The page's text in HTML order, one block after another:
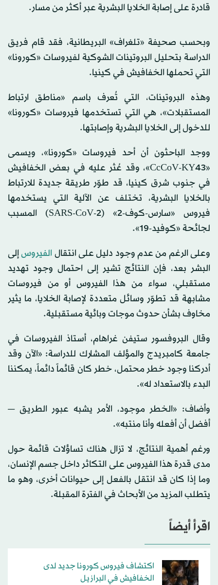
قادرة على إصابة الخلايا البشرية عبر أكثر من مسار.
وبحسب صحيفة «تلغراف» البريطانية، فقد قام فريق
الدراسة بتحليل البروتينات الشوكية لفيروسات «كورونا»
التي تحملها الخفافيش في كينيا.
وهذه البروتينات، التي تُعرف باسم «مناطق ارتباط
المستقبلات»، هي التي تستخدمها فيروسات «كورونا»
للدخول إلى الخلايا البشرية وإصابتها.
ووجد الباحثون أن أحد فيروسات «كورونا»، ويسمى
«CcCoV-KY43»، وقد عُثر عليه في بعض الخفافيش
في جنوب شرق كينيا، قد طوّر طريقة جديدة للارتباط
بالخلايا البشرية، تختلف عن الآلية التي يستخدمها
فيروس «سارس-كوف-2» (SARS-CoV-2) المسبب
لجائحة «كوفيد-19».
وعلى الرغم من عدم وجود دليل على انتقال الفيروسإلى
البشر بعد، فإن النتائج تشير إلى احتمال وجود تهديد
مستقبلي، سواء من هذا الفيروس أو من فيروسات
مشابهة قد تطوّر وسائل متعددة لإصابة الخلايا، ما يثير
مخاوف بشأن حدوث موجات وبائية مستقبلية.
وقال البروفسور ستيفن غراهام، أستاذ الفيروسات في
جامعة كامبريدج والمؤلف المشارك للدراسة: «الآن وقد
أدركنا وجود خطر محتمل، خطر كان قائماً دائماً، يمكننا
البدء بالاستعداد له».
وأضاف: «الخطر موجود، الأمر يشبه عبور الطريق —
أفضل أن أفعله وأنا منتبه».
ورغم أهمية النتائج، لا تزال هناك تساؤلات قائمة حول
مدى قدرة هذا الفيروس على التكاثر داخل جسم الإنسان،
وما إذا كان قد انتقل بالفعل إلى حيوانات أخرى، وهو ما
يتطلب المزيد من الأبحاث في الفترة المقبلة.
اقرأ أيضاً
اكتشاف فيروس كورونا جديد لدى
الخفافيش في البرازيل